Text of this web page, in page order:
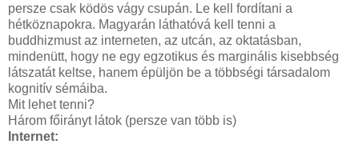
persze csak ködös vágy csupán. Le kell fordítani a
hétköznapokra. Magyarán láthatóvá kell tenni a
buddhizmust az interneten, az utcán, az oktatásban,
mindenütt, hogy ne egy egzotikus és marginális kisebbség
látszatát keltse, hanem épüljön be a többségi társadalom
kognitív sémáiba.
Mit lehet tenni?
Három főirányt látok (persze van több is)
Internet: